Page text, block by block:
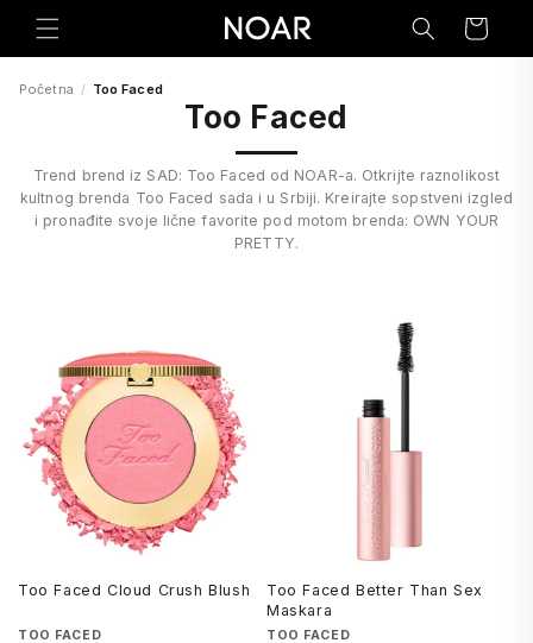
na
Korpa
Početna / Too Faced
Too Faced
Trend brend iz SAD: Too Faced od NOAR-a. Otkrijte raznolikost
kultnog brenda Too Faced sada i u Srbiji. Kreirajte sopstveni izgled
i pronađite svoje lične favorite pod motom brenda: OWN YOUR
PRETTY.
Too Faced Cloud Crush Blush
TOO FACED
Too Faced Better Than Sex
Maskara
TOO FACED